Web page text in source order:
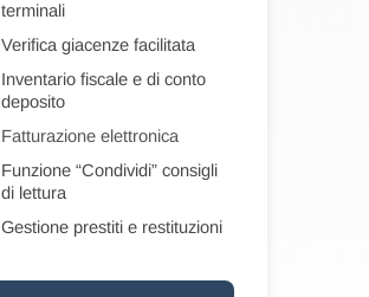
terminali
Verifica giacenze facilitata
Inventario fiscale e di conto
deposito
Fatturazione elettronica
Funzione “Condividi” consigli
di lettura
Gestione prestiti e restituzioni